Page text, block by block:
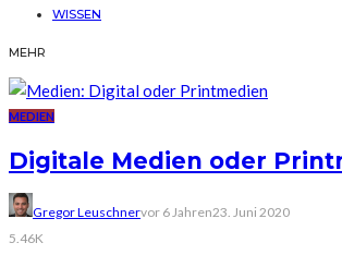
WISSEN
MEHR
MEDIEN
Digitale Medien oder
Gregor Leuschnervor 6 Jahren23. Juni 2020
5.46K